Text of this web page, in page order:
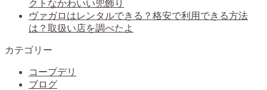
クトなかわいい兜飾り
ヴァガロはレンタルできる？格安で利用できる方法
は？取扱い店を調べたよ
カテゴリー
コープデリ
ブログ